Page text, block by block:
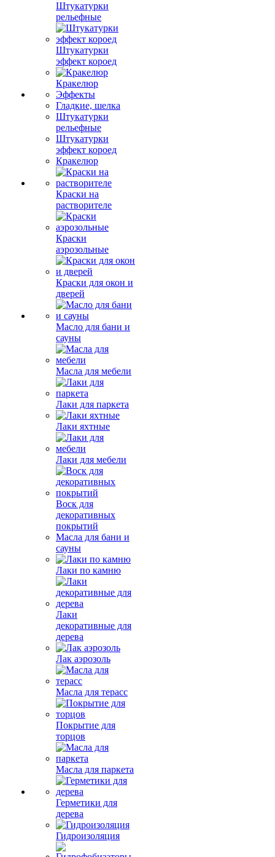
Штукатурки
рельефные
Штукатурки
эффект короед
Кракелюр
Эффекты
Гладкие, шелка
Штукатурки
рельефные
Штукатурки
эффект короед
Кракелюр
Краски на
растворителе
Краски
аэрозольные
Краски для окон и
дверей
Масло для бани и
сауны
Масла для мебели
Лаки для паркета
Лаки яхтные
Лаки для мебели
Воск для
декоративных
покрытий
Масла для бани и
сауны
Лаки по камню
Лаки
декоративные для
дерева
Лак аэрозоль
Масла для терасс
Покрытие для
торцов
Масла для паркета
Герметики для
дерева
Гидроизоляция